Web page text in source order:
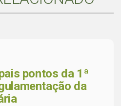
pontos da 1ª
da